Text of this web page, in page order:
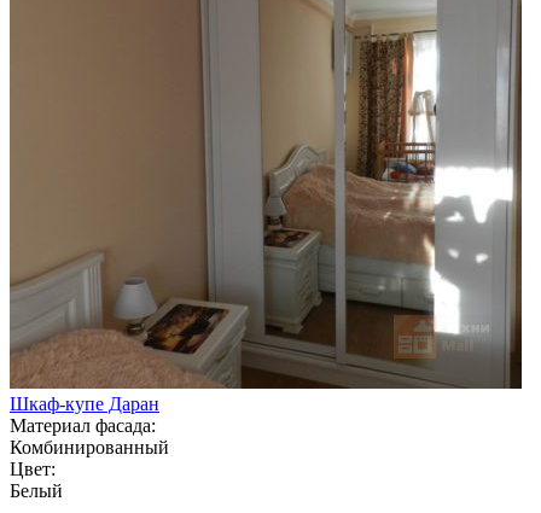
Шкаф-купе Даран
Материал фасада:
Комбинированный
Цвет:
Белый